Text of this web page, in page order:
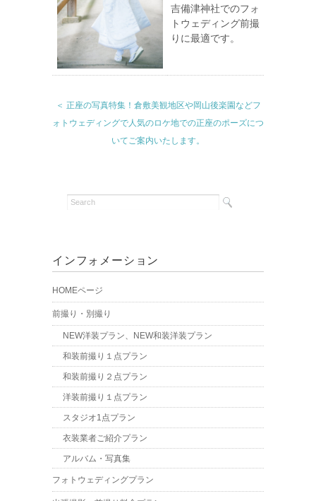
吉備津神社でのフォ
トウェディング前撮
りに最適です。
＜ 正座の写真特集！倉敷美観地区や岡山後楽園などフ
ォトウェディングで人気のロケ地での正座のポーズにつ
いてご案内いたします。
インフォメーション
HOMEページ
前撮り・別撮り
NEW洋装プラン、NEW和装洋装プラン
和装前撮り１点プラン
和装前撮り２点プラン
洋装前撮り１点プラン
スタジオ1点プラン
衣装業者ご紹介プラン
アルバム・写真集
フォトウェディングプラン